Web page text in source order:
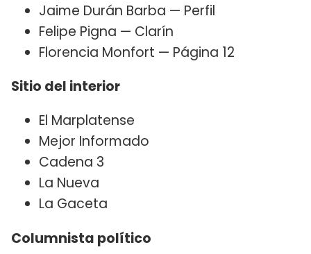
Jaime Durán Barba — Perfil
Felipe Pigna — Clarín
Florencia Monfort — Página 12
Sitio del interior
El Marplatense
Mejor Informado
Cadena 3
La Nueva
La Gaceta
Columnista político